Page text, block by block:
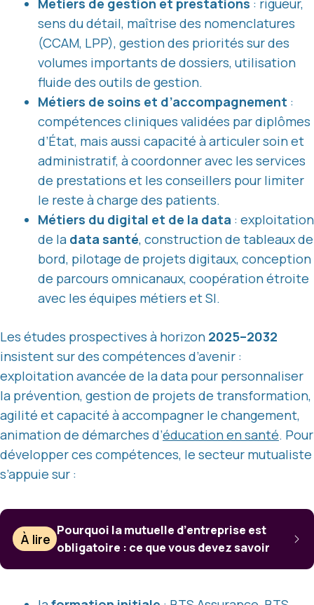
sens du détail, maîtrise des nomenclatures
(CCAM, LPP), gestion des priorités sur des
volumes importants de dossiers, utilisation
fluide des outils de gestion.
Métiers de soins et d’accompagnement :
compétences cliniques validées par diplômes
d’État, mais aussi capacité à articuler soin et
administratif, à coordonner avec les services
de prestations et les conseillers pour limiter
le reste à charge des patients.
Métiers du digital et de la data : exploitation
de la data santé, construction de tableaux de
bord, pilotage de projets digitaux, conception
de parcours omnicanaux, coopération étroite
avec les équipes métiers et SI.
Les études prospectives à horizon 2025–2032
insistent sur des compétences d’avenir :
exploitation avancée de la data pour personnaliser
la prévention, gestion de projets de transformation,
agilité et capacité à accompagner le changement,
animation de démarches d’éducation en santé. Pour
développer ces compétences, le secteur mutualiste
s’appuie sur :
À lire
Pourquoi la mutuelle d’entreprise est
obligatoire : ce que vous devez savoir